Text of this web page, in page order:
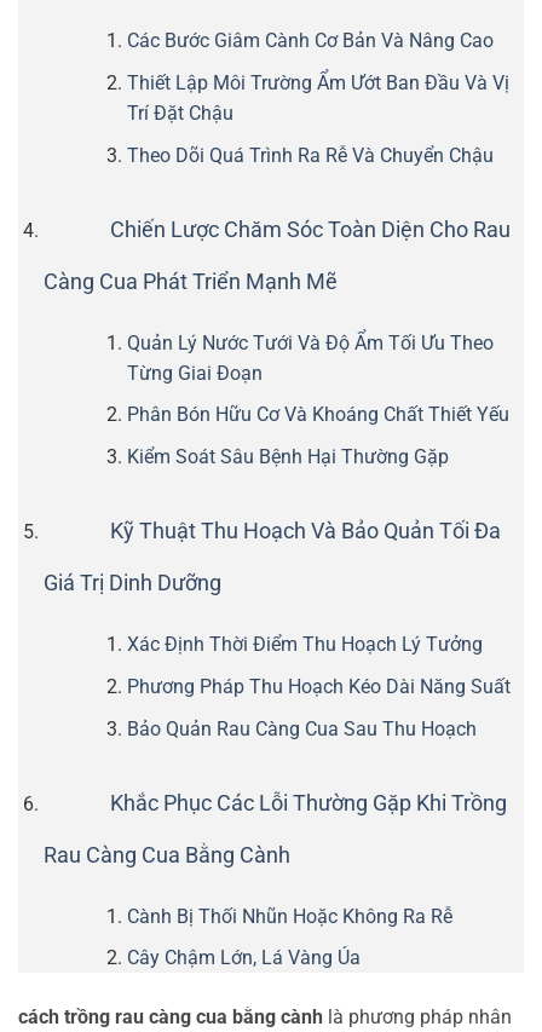
Các Bước Giâm Cành Cơ Bản Và Nâng Cao
Thiết Lập Môi Trường Ẩm Ướt Ban Đầu Và Vị
Trí Đặt Chậu
Theo Dõi Quá Trình Ra Rễ Và Chuyển Chậu
Chiến Lược Chăm Sóc Toàn Diện Cho Rau
Càng Cua Phát Triển Mạnh Mẽ
Quản Lý Nước Tưới Và Độ Ẩm Tối Ưu Theo
Từng Giai Đoạn
Phân Bón Hữu Cơ Và Khoáng Chất Thiết Yếu
Kiểm Soát Sâu Bệnh Hại Thường Gặp
Kỹ Thuật Thu Hoạch Và Bảo Quản Tối Đa
Giá Trị Dinh Dưỡng
Xác Định Thời Điểm Thu Hoạch Lý Tưởng
Phương Pháp Thu Hoạch Kéo Dài Năng Suất
Bảo Quản Rau Càng Cua Sau Thu Hoạch
Khắc Phục Các Lỗi Thường Gặp Khi Trồng
Rau Càng Cua Bằng Cành
Cành Bị Thối Nhũn Hoặc Không Ra Rễ
Cây Chậm Lớn, Lá Vàng Úa
cách trồng rau càng cua bằng cành là phương pháp nhân